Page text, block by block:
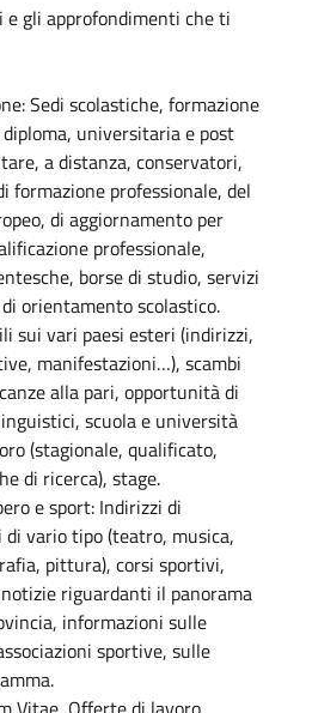
gli approfondimenti che ti
Sedi scolastiche, formazione
universitaria e post
a distanza, conservatori,
formazione professionale, del
di aggiornamento per
professionale,
borse di studio, servizi
orientamento scolastico.
sui vari paesi esteri (indirizzi,
manifestazioni…), scambi
alla pari, opportunità di
scuola e università
(stagionale, qualificato,
di ricerca), stage.
e sport: Indirizzi di
di vario tipo (teatro, musica,
pittura), corsi sportivi,
riguardanti il panorama
informazioni sulle
sportive, sulle